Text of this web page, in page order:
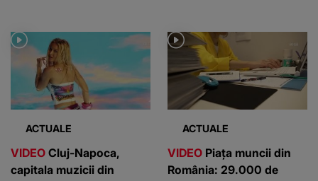
ACTUALE
VIDEO Cluj-Napoca,
capitala muzicii din
ACTUALE
VIDEO Piața muncii din
România: 29.000 de